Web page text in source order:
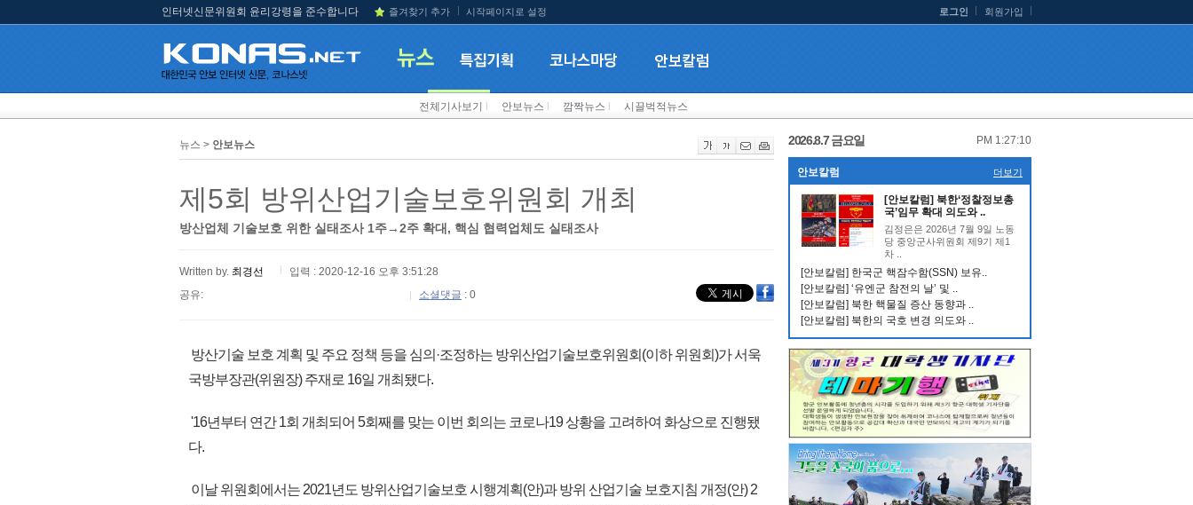
인터넷신문위원회 윤리강령을 준수합니다 즐겨찾기 추가 시작페이지로 설정 로그인 회원가입
전체기사보기 안보뉴스 깜짝뉴스 시끌벅적뉴스
뉴스 > 안보뉴스
제5회 방위산업기술보호위원회 개최
방산업체 기술보호 위한 실태조사 1주→2주 확대, 핵심 협력업체도 실태조사
Written by. 최경선
입력 : 2020-12-16 오후 3:51:28
공유:
소셜댓글 : 0
방산기술 보호 계획 및 주요 정책 등을 심의·조정하는 방위산업기술보호위원회(이하 위원회)가 서욱
국방부장관(위원장) 주재로 16일 개최됐다.
'16년부터 연간 1회 개최되어 5회째를 맞는 이번 회의는 코로나19 상황을 고려하여 화상으로 진행됐
다.
이날 위원회에서는 2021년도 방위산업기술보호 시행계획(안)과 방위 산업기술 보호지침 개정(안) 2
2026.8.7 금요일 PM 1:27:11
안보칼럼 더보기
[안보칼럼] 북한‘정찰정보총
국’임무 확대 의도와 ..
김정은은 2026년 7월 9일 노동
당 중앙군사위원회 제9기 제1
차 ..
[안보칼럼] 한국군 핵잠수함(SSN) 보유..
[안보칼럼] ‘유엔군 참전의 날’ 및 ..
[안보칼럼] 북한 핵물질 증산 동향과 ..
[안보칼럼] 북한의 국호 변경 의도와 ..